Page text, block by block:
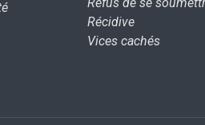
Récidive
Vices cachés